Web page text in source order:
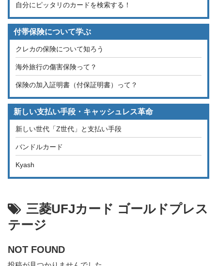
自分にピッタリのカードを検索する！
付帯保険について学ぶ
クレカの保険について知ろう
海外旅行の傷害保険って？
保険の加入証明書（付保証明書）って？
新しい支払い手段・キャッシュレス革命
新しい世代「Z世代」と支払い手段
バンドルカード
Kyash
三菱UFJカード ゴールドプレス
テージ
NOT FOUND